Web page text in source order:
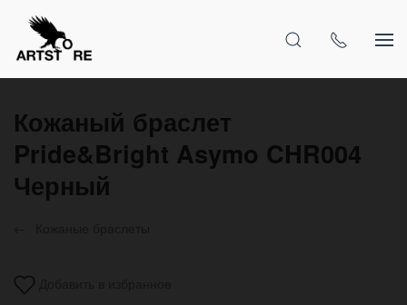
Кожаный браслет
Pride&Bright Asymo CHR004
Черный